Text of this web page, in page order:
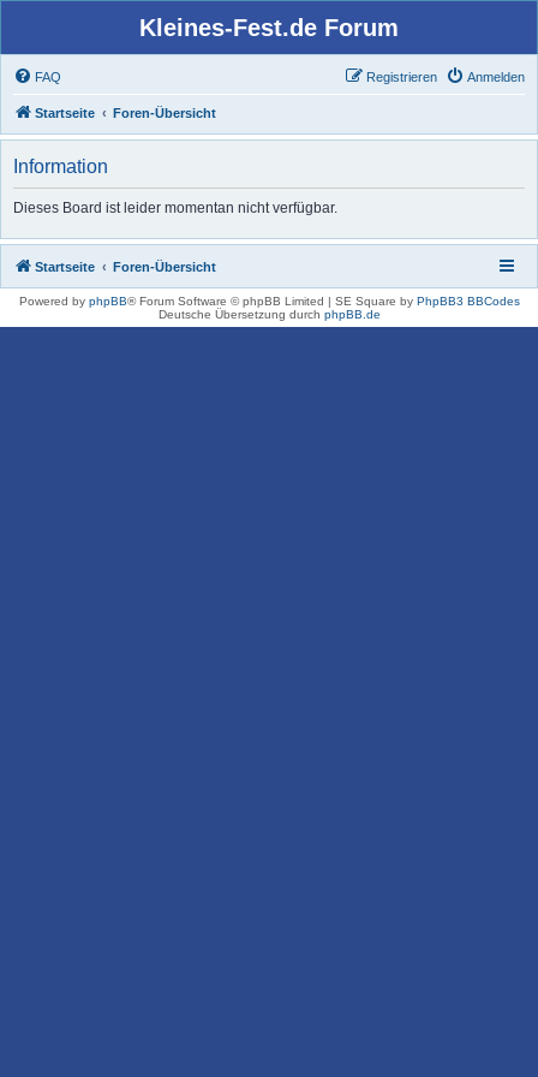
Kleines-Fest.de Forum
FAQ Anmelden
Registrieren
Startseite Foren-Übersicht
Information
Dieses Board ist leider momentan nicht verfügbar.
Startseite Foren-Übersicht
Powered by phpBB® Forum Software © phpBB Limited | SE Square by PhpBB3 BBCodes
Deutsche Übersetzung durch phpBB.de